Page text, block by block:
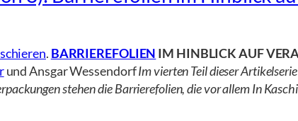
. BARRIEREFOLIEN IM HINBLICK AUF
und Ansgar WessendorfIm vierten Teil dieser
stehen die Barrierefolien, die vor allem In